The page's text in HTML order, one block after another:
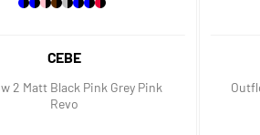
CEBE
2 Matt Black Pink Grey Pink
Revo